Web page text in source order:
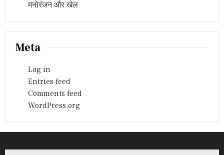
मनोरंजन और खेल
Meta
Log in
Entries feed
Comments feed
WordPress.org